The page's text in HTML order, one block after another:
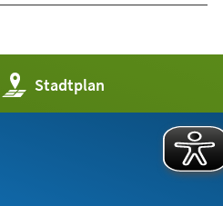
Stadtplan
(Öffnet
in
einem